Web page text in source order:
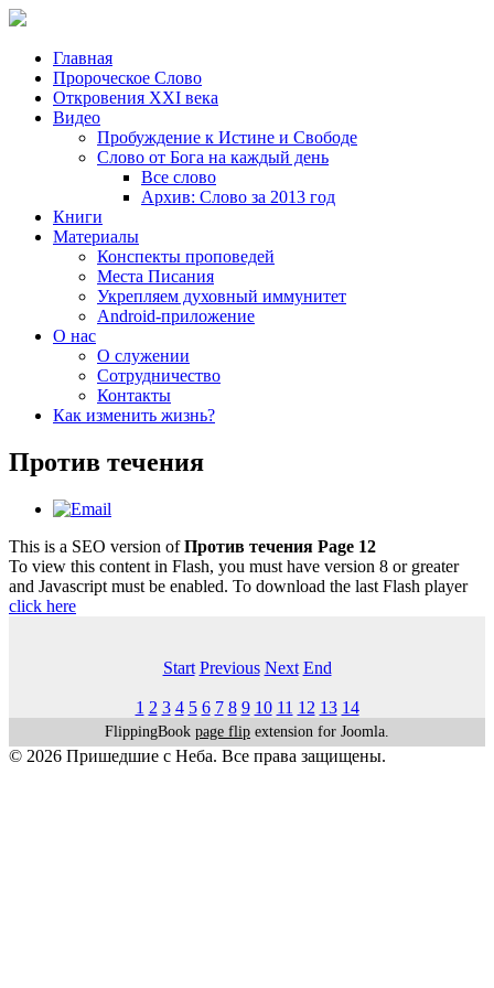
Главная
Пророческое Слово
Откровения ХХІ века
Видео
Пробуждение к Истине и Свободе
Слово от Бога на каждый день
Все слово
Архив: Слово за 2013 год
Книги
Материалы
Конспекты проповедей
Места Писания
Укрепляем духовный иммунитет
Android-приложение
О нас
О служении
Сотрудничество
Контакты
Как изменить жизнь?
Против течения
This is a SEO version ofПротив течения Page 12
To view this content in Flash, you must have version 8 or greater
and Javascript must be enabled. To download the last Flash player
click here
Start Previous Next End
1 2 3 4 5 6 7 8 9 10 11 12 13 14
FlippingBook page flip extension for Joomla.
© 2026 Пришедшие с Неба. Все права защищены.